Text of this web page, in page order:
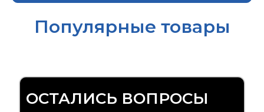
Популярные товары
ОСТАЛИСЬ ВОПРОСЫ